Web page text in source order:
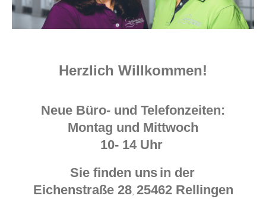
Herzlich Willkommen!
Neue Büro- und Telefonzeiten:
Montag und Mittwoch
10- 14 Uhr
Sie finden uns in der
Eichenstraße 28, 25462 Rellingen